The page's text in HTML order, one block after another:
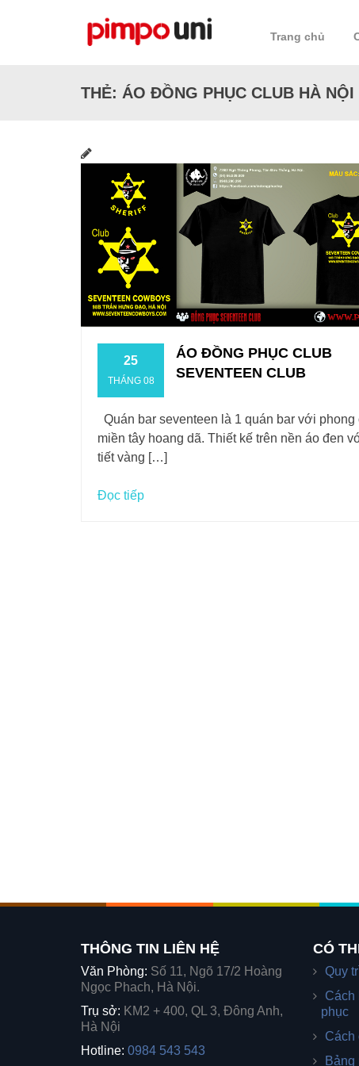
Trang chủ
THẺ: ÁO ĐỒNG PHỤC CLUB HÀ NỘI
25
THÁNG 08
ÁO ĐỒNG PHỤC CLUB
SEVENTEEN CLUB
Quán bar seventeen là 1 quán bar với phong
miền tây hoang dã. Thiết kế trên nền áo đen
tiết vàng […]
Đọc tiếp
THÔNG TIN LIÊN HỆ
Văn Phòng: Số 11, Ngõ 17/2 Hoàng
Ngọc Phach, Hà Nội.
Trụ sở: KM2 + 400, QL 3, Đông Anh,
Hà Nội
Hotline: 0984 543 543
CÓ
Quy
Cách
phục
Cách
Bảng